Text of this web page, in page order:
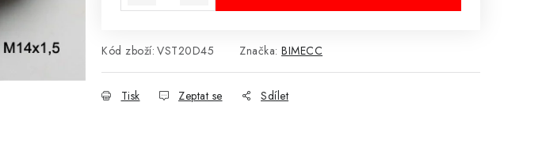
Kód zboží: VST20D45 Značka: BIMECC
Tisk Zeptat se Sdílet